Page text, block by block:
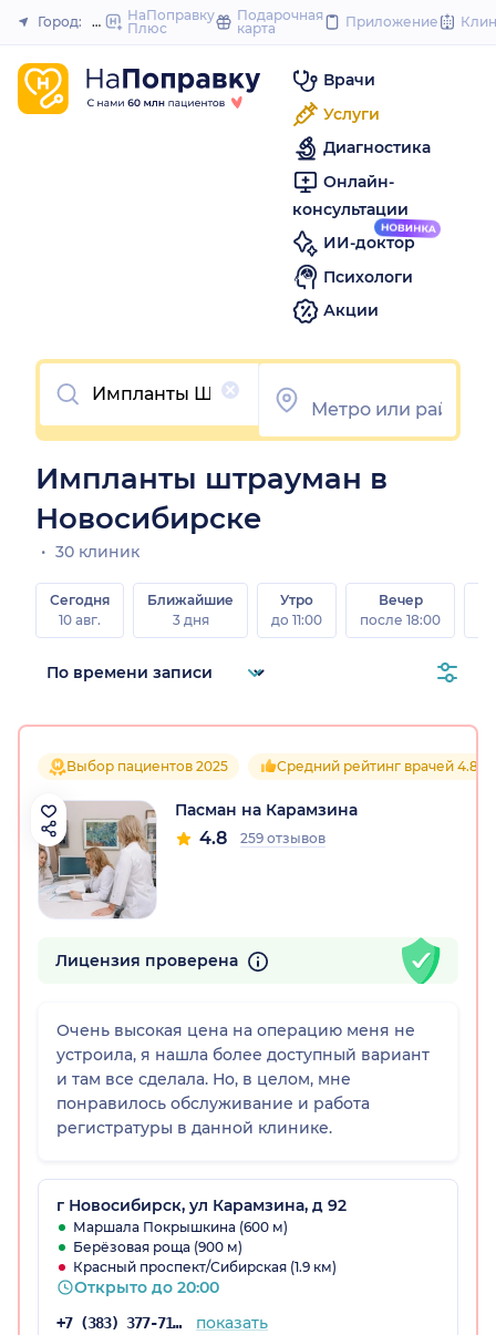
to
Закрыть
Город: Новосибирск
НаПоправку
Плюс
Подарочная
карта
Приложение
Врачи
Услуги
Диагностика
Онлайн-
консультации
ИИ-доктор
Психологи
Акции
Очистить
Импланты штрауман в
Новосибирске
30 клиник
Сегодня
10 авг.
Ближайшие
3 дня
Утро
до 11:00
Вечер
после 18:00
Выбор пациентов 2025 Средний рейтинг врачей 4.8
Пасман на Карамзина
4.8 259 отзывов
Лицензия проверена
Очень высокая цена на операцию меня не
устроила, я нашла более доступный вариант
и там все сделала. Но, в целом, мне
понравилось обслуживание и работа
регистратуры в данной клинике.
г Новосибирск, ул Карамзина, д 92
Маршала Покрышкина (600 м)
Берёзовая роща (900 м)
Красный проспект/Сибирская (1.9 км)
Открыто до 20:00
+7 (383) 377-71-34 показать